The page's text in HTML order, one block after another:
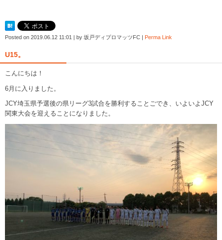
Posted on 2019.06.12 11:01 by 坂戸ディプロマッツFC Perma Link
U15。
こんにちは！
6月に入りました。
JCY埼玉県予選後の県リーグ3試合を勝利することごでき、いよいよJCY
関東大会を迎えることになりました。